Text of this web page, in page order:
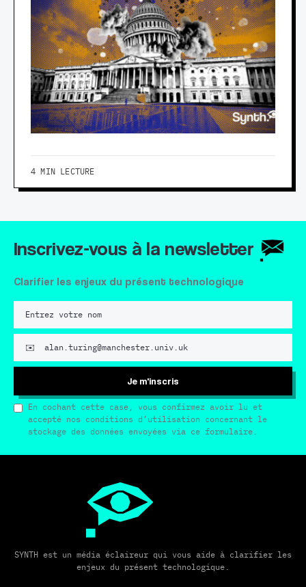
4 MIN LECTURE
Inscrivez-vous à la newsletter
Clarifier les enjeux du présent technologique
Je m'inscris
En cochant cette case, vous confirmez avoir lu et
accepté nos conditions d’utilisation concernant le
stockage des données envoyées via ce formulaire.
SYNTH est un média éclaireur qui vous aide à clarifier les
enjeux du présent technologique.